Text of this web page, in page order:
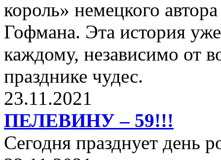
король» немецкого
Гофмана. Эта история
каждому, независимо от
празднике чудес.
23.11.2021
ПЕЛЕВИНУ – 59!!!
Сегодня празднует день